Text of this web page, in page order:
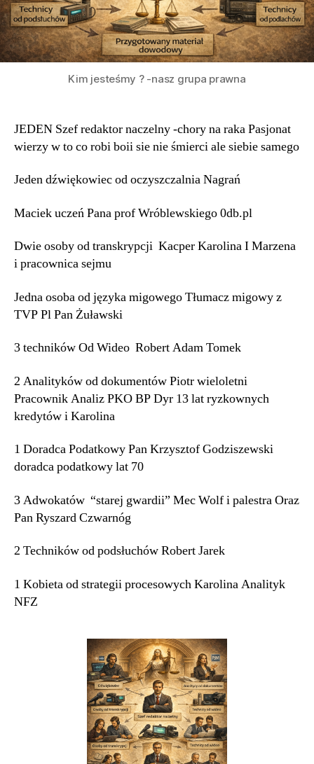
Kim jesteśmy ? -nasz grupa prawna
JEDEN Szef redaktor naczelny -chory na raka Pasjonat
wierzy w to co robi boii sie nie śmierci ale siebie samego
Jeden dźwiękowiec od oczyszczalnia Nagrań
Maciek uczeń Pana prof Wróblewskiego 0db.pl
Dwie osoby od transkrypcji Kacper Karolina I Marzena
i pracownica sejmu
Jedna osoba od języka migowego Tłumacz migowy z
TVP Pl Pan Żuławski
3 techników Od Wideo Robert Adam Tomek
2 Analityków od dokumentów Piotr wieloletni
Pracownik Analiz PKO BP Dyr 13 lat ryzkownych
kredytów i Karolina
1 Doradca Podatkowy Pan Krzysztof Godziszewski
doradca podatkowy lat 70
3 Adwokatów “starej gwardii” Mec Wolf i palestra Oraz
Pan Ryszard Czwarnóg
2 Techników od podsłuchów Robert Jarek
1 Kobieta od strategii procesowych Karolina Analityk
NFZ